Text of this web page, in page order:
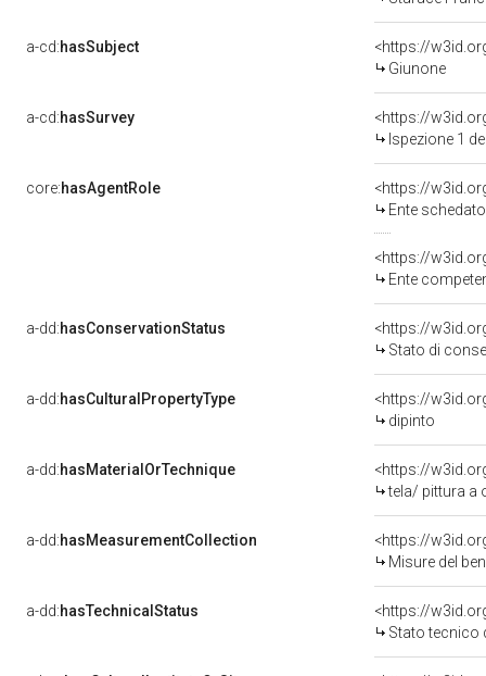
a-cd:hasSubject
<https://
Giunone
a-cd:hasSurvey
<https://
Ispezione 1
core:hasAgentRole
<https://
Ente schedatore
<https://
Ente
a-dd:hasConservationStatus
<https://
Stato di
a-dd:hasCulturalPropertyType
<https://
dipinto
a-dd:hasMaterialOrTechnique
<https://
tela/ pittura a
a-dd:hasMeasurementCollection
<https://
Misure del
a-dd:hasTechnicalStatus
<https://
Stato tecnico